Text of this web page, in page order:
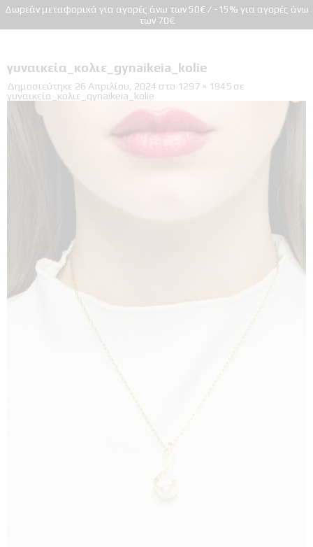
Δωρεάν μεταφορικά για αγορές άνω των 50€ / -15% για αγορές άνω
των 70€
γυναικεία_κολιε_gynaikeia_kolie
Δημοσιεύτηκε 26 Απριλίου, 2024 στο 1297 × 1945 σε
γυναικεία_κολιε_gynaikeia_kolie